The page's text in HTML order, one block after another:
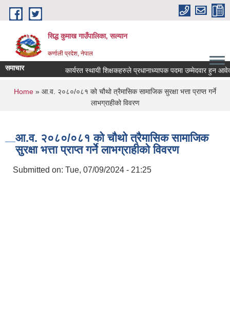
Skip to main content
सिद्ध कुमाख गाउँपालिका, सल्यान
कर्णाली प्रदेश, नेपाल
समाचार कार्यरत स्थायी शिक्षकहरुले प्रधानाध्यापक पदमा उम्मेदवार हुन आवेदन
You are here
Home » आ.व. २०८०/०८१ को चौथो त्रैमासिक सामाजिक सुरक्षा भत्ता प्राप्त गर्ने
लाभग्राहीको विवरण
आ.व. २०८०/०८१ को चौथो त्रैमासिक सामाजिक
सुरक्षा भत्ता प्राप्त गर्ने लाभग्राहीको विवरण
Submitted on: Tue, 07/09/2024 - 21:25